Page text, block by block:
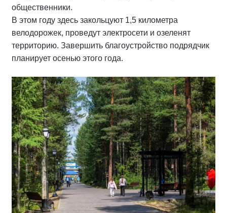
общественники.
В этом году здесь закольцуют 1,5 километра
велодорожек, проведут электросети и озеленят
территорию. Завершить благоустройство подрядчик
планирует осенью этого года.